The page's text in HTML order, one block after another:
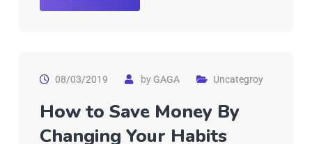
08/03/2019 byGAGA Uncategroy
How to Save Money By
Changing Your Habits